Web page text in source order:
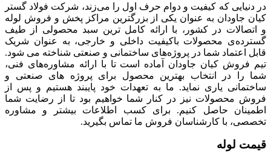
در دنیایی که کیفیت و دوام حرف اول را می‌زند، شرکت فولاد گستر
کیان جاودان به عنوان یکی از بزرگترین مراکز پخش و فروش لوله
و اتصالات در کشور، با ارائه کامل ترین سبد محصولی از طیف
گسترده‌‌ی محصولات باکیفیت داخلی و خارجی، به عنوان شریک
قابل اعتماد شما در پروژه‌های ساختمانی و صنعتی شناخته می شود.
تیم فروش کیان جاودان آماده است تا با ارائه مشاوره‌های فنی،
شما را در انتخاب بهترین محصول برای پروژه های صنعتی و
ساختمانی یاری نماید. ما به تعهدات خود پایبند هستیم و پس از
فروش محصولات نیز در کنار شما خواهیم بود تا از رضایت شما
اطمینان حاصل کنیم. برای کسب اطلاعات بیشتر و مشاوره
تخصصی، با کارشناسان فروش ما تماس بگیرید.
قیمت لوله